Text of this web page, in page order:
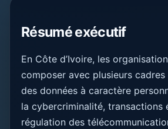
Résumé exécutif
En Côte d’Ivoire, les
composer avec plusieurs
des données à caractère
la cybercriminalité, transactions
régulation des